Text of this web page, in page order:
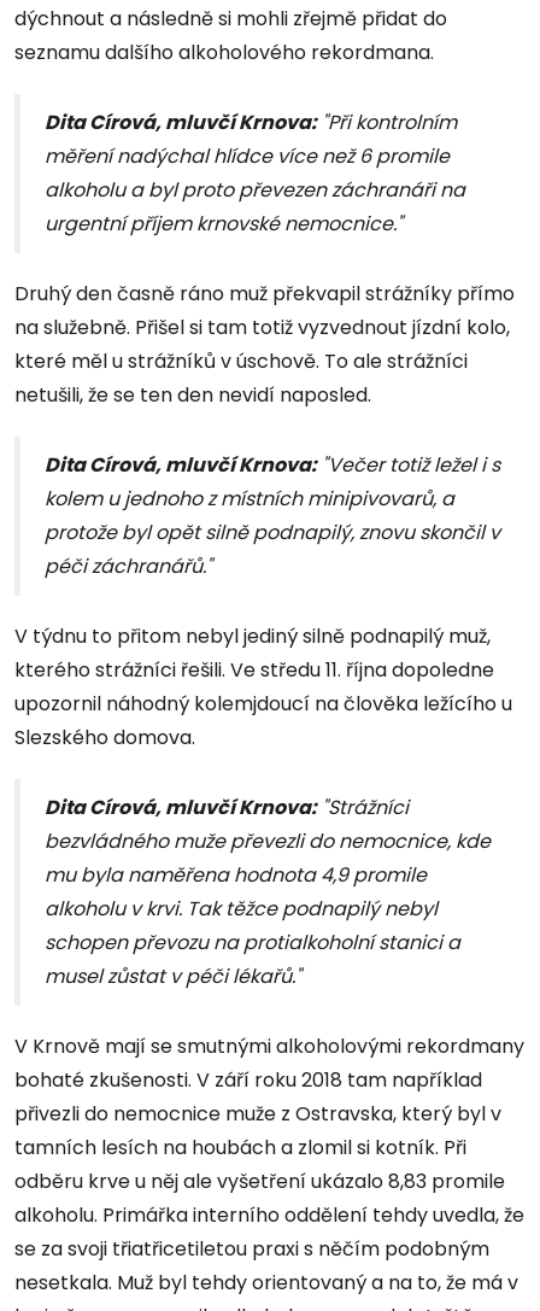
dýchnout a následně si mohli zřejmě přidat do
seznamu dalšího alkoholového rekordmana.
Dita Círová, mluvčí Krnova:"Při kontrolním
měření nadýchal hlídce více než 6 promile
alkoholu a byl proto převezen záchranáři na
urgentní příjem krnovské nemocnice."
Druhý den časně ráno muž překvapil strážníky přímo
na služebně. Přišel si tam totiž vyzvednout jízdní kolo,
které měl u strážníků v úschově. To ale strážníci
netušili, že se ten den nevidí naposled.
Dita Círová, mluvčí Krnova:"Večer totiž ležel i s
kolem u jednoho z místních minipivovarů, a
protože byl opět silně podnapilý, znovu skončil v
péči záchranářů."
V týdnu to přitom nebyl jediný silně podnapilý muž,
kterého strážníci řešili. Ve středu 11. října dopoledne
upozornil náhodný kolemjdoucí na člověka ležícího u
Slezského domova.
Dita Círová, mluvčí Krnova:"Strážníci
bezvládného muže převezli do nemocnice, kde
mu byla naměřena hodnota 4,9 promile
alkoholu v krvi. Tak těžce podnapilý nebyl
schopen převozu na protialkoholní stanici a
musel zůstat v péči lékařů."
V Krnově mají se smutnými alkoholovými rekordmany
bohaté zkušenosti. V září roku 2018 tam například
přivezli do nemocnice muže z Ostravska, který byl v
tamních lesích na houbách a zlomil si kotník. Při
odběru krve u něj ale vyšetření ukázalo 8,83 promile
alkoholu. Primářka interního oddělení tehdy uvedla, že
se za svoji třiatřicetiletou praxi s něčím podobným
nesetkala. Muž byl tehdy orientovaný a na to, že má v